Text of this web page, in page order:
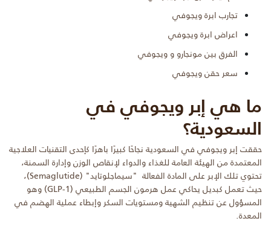
تجارب ابرة ويجوفي
اعراض ابرة ويجوفي
الفرق بين مونجارو و ويجوفي
سعر حقن ويجوفي
ما هي إبر ويجوفي في
السعودية؟
حققت إبر ويجوفي في السعودية نجاحًا كبيرًا باهرًا كإحدى التقنيات العلاجية
المعتمدة من الهيئة العامة للغذاء والدواء لإنقاص الوزن وإدارة السمنة،
تحتوي تلك الإبر على المادة الفعالة "سيماجلوتايد" (Semaglutide)،
حيث تعمل كبديل يحاكي عمل هرمون الجسم الطبيعي (GLP-1) وهو
المسؤول عن تنظيم الشهية ومستويات السكر وإبطاء عملية الهضم في
المعدة.